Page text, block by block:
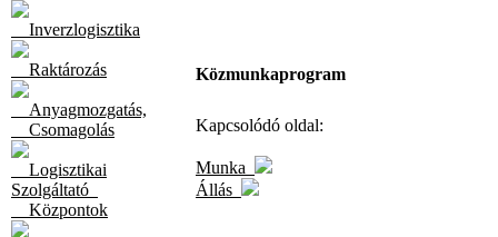
Inverzlogisztika
Raktározás
Anyagmozgatás,
Csomagolás
Logisztikai
Szolgáltató
Központok
Közmunkaprogram
Kapcsolódó oldal:
Munka
Állás